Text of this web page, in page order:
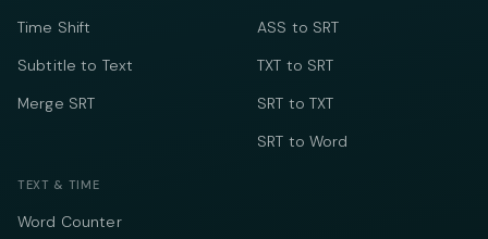
Time Shift
Subtitle to Text
Merge SRT
ASS to SRT
TXT to SRT
SRT to TXT
SRT to Word
TEXT & TIME
Word Counter